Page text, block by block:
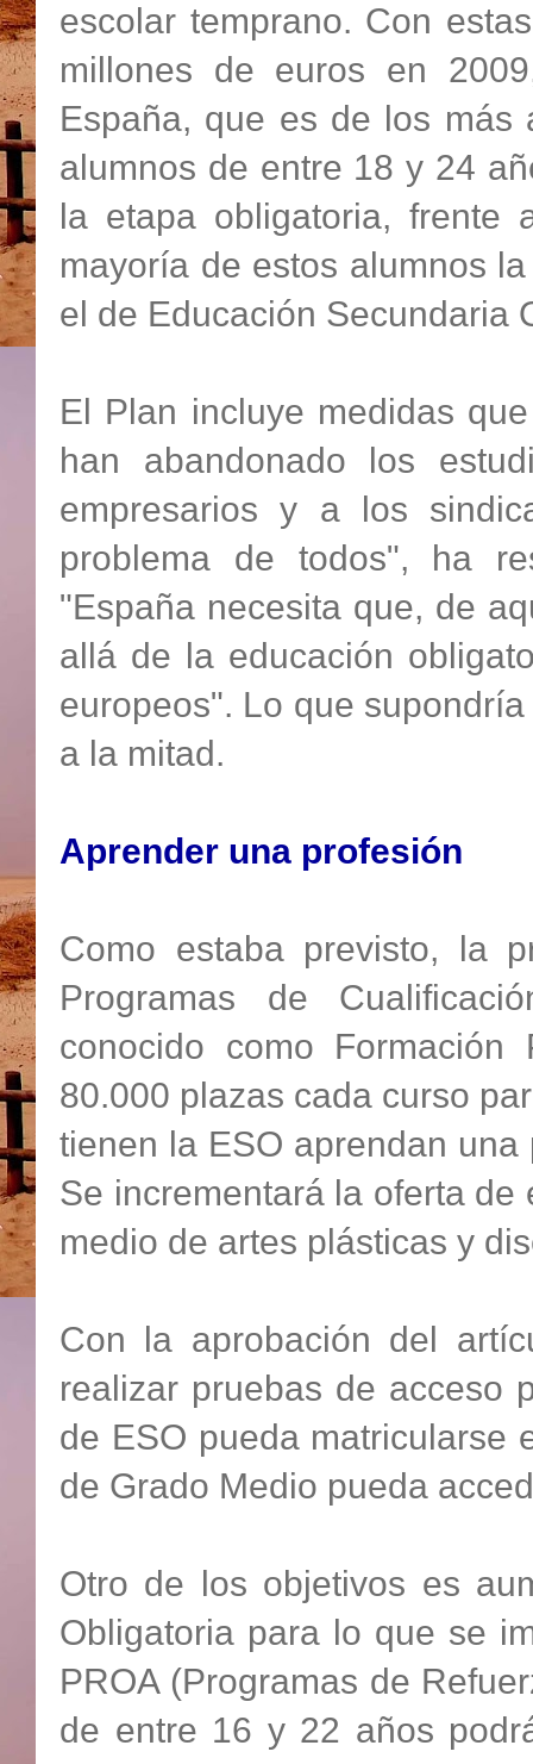
escolar temprano. Con
millones de euros en
España, que es de los
alumnos de entre 18 y 24
la etapa obligatoria, frente
mayoría de estos alumnos
el de Educación Secundaria
El Plan incluye medidas
han abandonado los
empresarios y a los
problema de todos", ha
"España necesita que, de
allá de la educación
europeos". Lo que
a la mitad.
Aprender una profesión
Como estaba previsto, la
Programas de
conocido como Formación
80.000 plazas cada curso
tienen la ESO aprendan
Se incrementará la oferta
medio de artes plásticas y
Con la aprobación del
realizar pruebas de acceso
de ESO pueda matricularse
de Grado Medio pueda
Otro de los objetivos es
Obligatoria para lo que se
PROA (Programas de
de entre 16 y 22 años